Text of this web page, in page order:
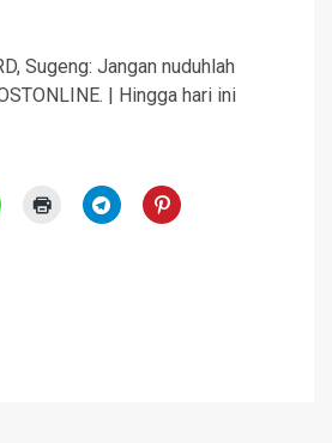
Sugeng: Jangan nuduhlah
| Hingga hari ini